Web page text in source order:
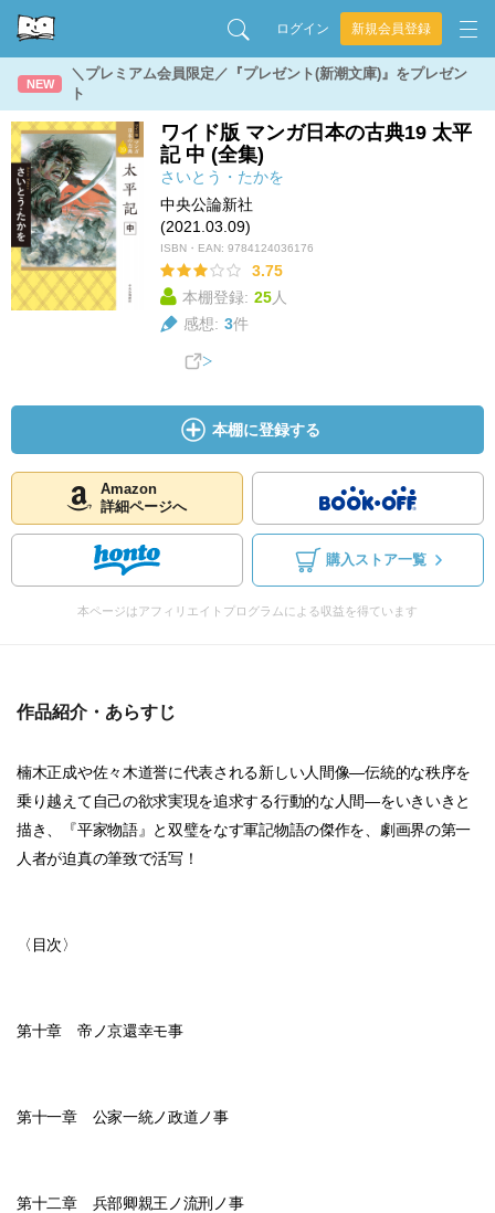
ログイン 新規会員登録
NEW
＼プレミアム会員限定／『プレゼント(新潮文庫)』をプレゼン
ト
ワイド版 マンガ日本の古典19 太平
記 中 (全集)
さいとう・たかを
中央公論新社
(2021.03.09)
ISBN・EAN: 9784124036176
3.75
本棚登録: 25人
感想: 3件
本棚に登録する
Amazon
詳細ページへ
購入ストア一覧
本ページはアフィリエイトプログラムによる収益を得ています
作品紹介・あらすじ
楠木正成や佐々木道誉に代表される新しい人間像―伝統的な秩序を
乗り越えて自己の欲求実現を追求する行動的な人間―をいきいきと
描き、『平家物語』と双璧をなす軍記物語の傑作を、劇画界の第一
人者が迫真の筆致で活写！
〈目次〉
第十章 帝ノ京還幸モ事
第十一章 公家一統ノ政道ノ事
第十二章 兵部卿親王ノ流刑ノ事